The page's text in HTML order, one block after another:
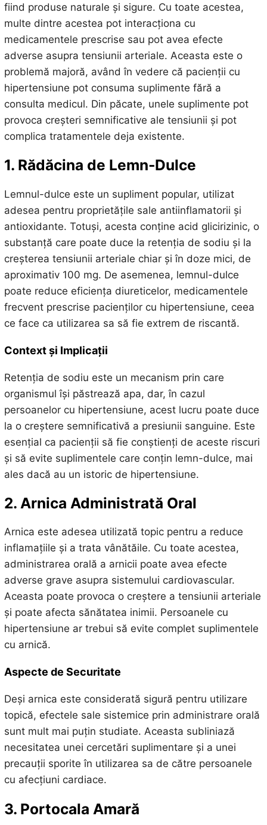
fiind produse naturale și sigure. Cu toate acestea,
multe dintre acestea pot interacționa cu
medicamentele prescrise sau pot avea efecte
adverse asupra tensiunii arteriale. Aceasta este o
problemă majoră, având în vedere că pacienții cu
hipertensiune pot consuma suplimente fără a
consulta medicul. Din păcate, unele suplimente pot
provoca creșteri semnificative ale tensiunii și pot
complica tratamentele deja existente.
1. Rădăcina de Lemn-Dulce
Lemnul-dulce este un supliment popular, utilizat
adesea pentru proprietățile sale antiinflamatorii și
antioxidante. Totuși, acesta conține acid glicirizinic, o
substanță care poate duce la retenția de sodiu și la
creșterea tensiunii arteriale chiar și în doze mici, de
aproximativ 100 mg. De asemenea, lemnul-dulce
poate reduce eficiența diureticelor, medicamentele
frecvent prescrise pacienților cu hipertensiune, ceea
ce face ca utilizarea sa să fie extrem de riscantă.
Context și Implicații
Retenția de sodiu este un mecanism prin care
organismul își păstrează apa, dar, în cazul
persoanelor cu hipertensiune, acest lucru poate duce
la o creștere semnificativă a presiunii sanguine. Este
esențial ca pacienții să fie conștienți de aceste riscuri
și să evite suplimentele care conțin lemn-dulce, mai
ales dacă au un istoric de hipertensiune.
2. Arnica Administrată Oral
Arnica este adesea utilizată topic pentru a reduce
inflamațiile și a trata vânătăile. Cu toate acestea,
administrarea orală a arnicii poate avea efecte
adverse grave asupra sistemului cardiovascular.
Aceasta poate provoca o creștere a tensiunii arteriale
și poate afecta sănătatea inimii. Persoanele cu
hipertensiune ar trebui să evite complet suplimentele
cu arnică.
Aspecte de Securitate
Deși arnica este considerată sigură pentru utilizare
topică, efectele sale sistemice prin administrare orală
sunt mult mai puțin studiate. Aceasta subliniază
necesitatea unei cercetări suplimentare și a unei
precauții sporite în utilizarea sa de către persoanele
cu afecțiuni cardiace.
3. Portocala Amară